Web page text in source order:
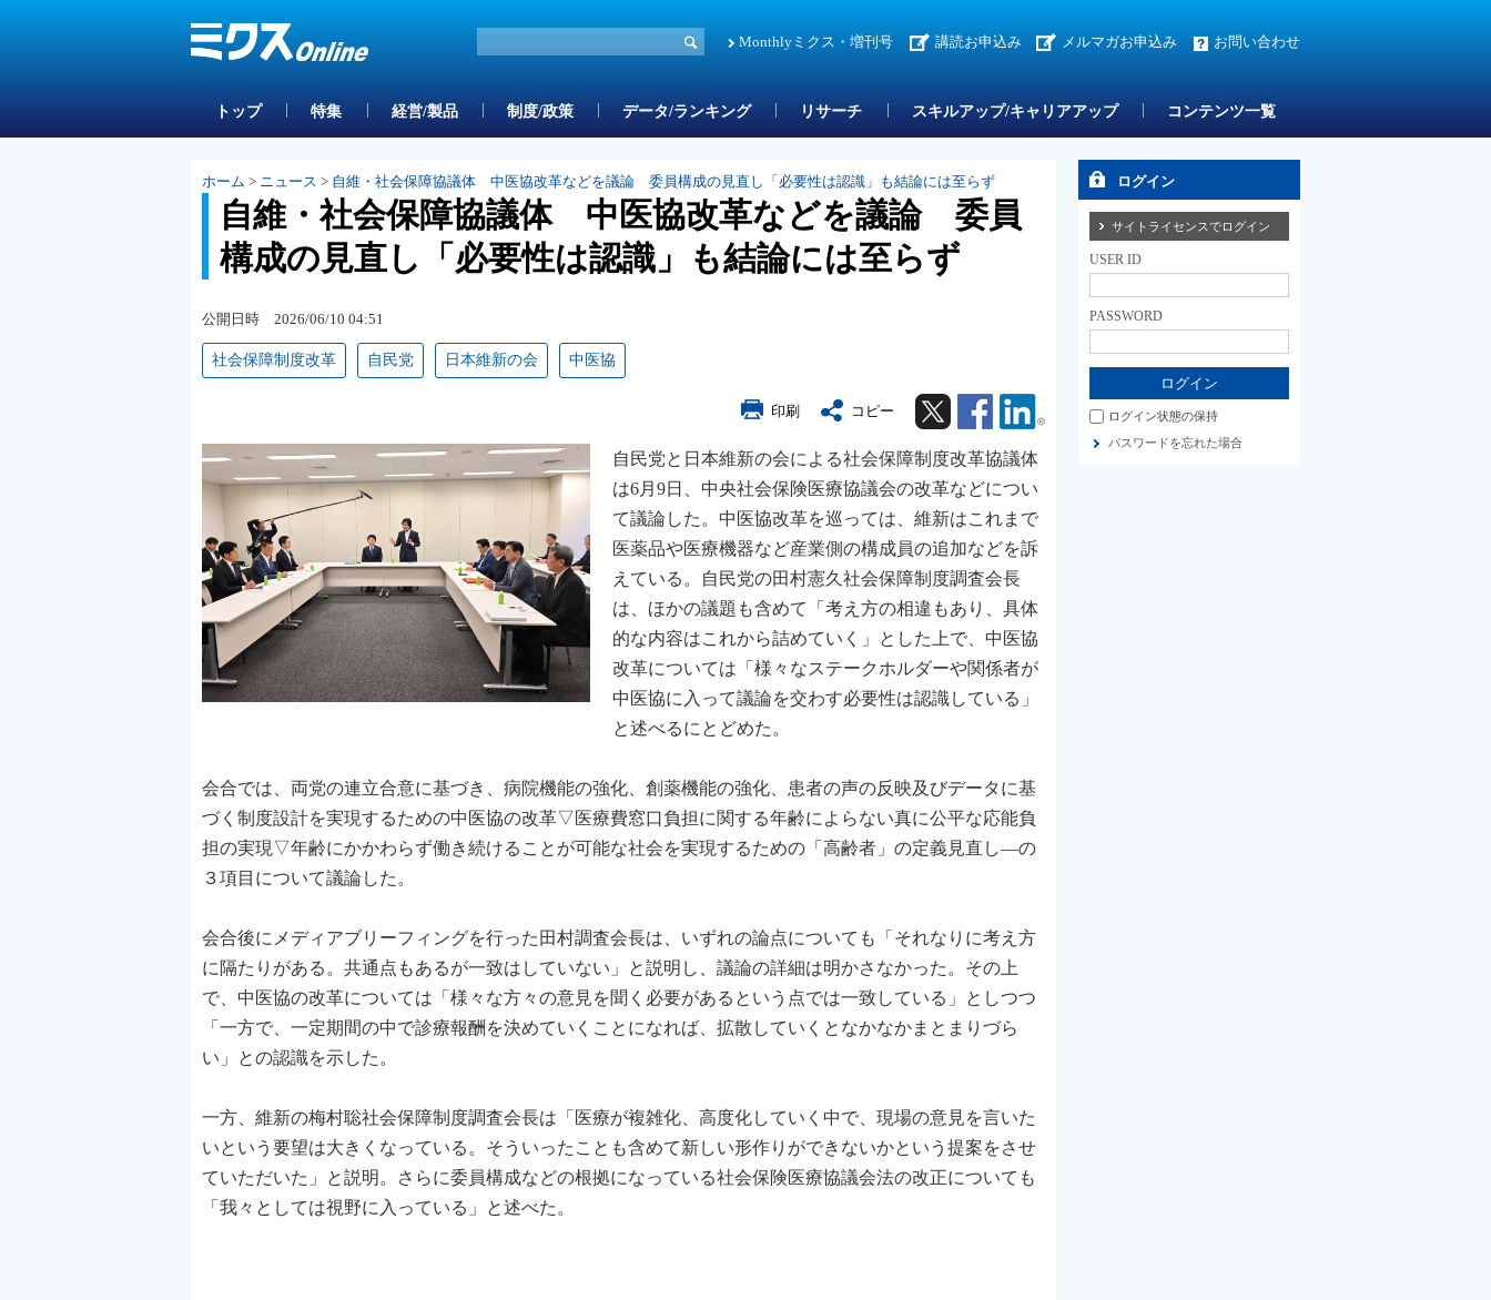
Monthlyミクス・増刊号 講読お申込み メルマガお申込み お問い合わせ
トップ 特集 経営/製品 制度/政策 データ/ランキング リサーチ スキルアップ/キャリアアップ コンテンツ一覧
ホーム > ニュース > 自維・社会保障協議体 中医協改革などを議論 委員構成の見直し「必要性は認識」も結論には至らず
自維・社会保障協議体 中医協改革などを議論 委員
構成の見直し「必要性は認識」も結論には至らず
公開日時 2026/06/10 04:51
社会保障制度改革 自民党 日本維新の会 中医協
印刷 コピー Twitter Facebook Linkedin
自民党と日本維新の会による社会保障制度改革協議体
は6月9日、中央社会保険医療協議会の改革などについ
て議論した。中医協改革を巡っては、維新はこれまで
医薬品や医療機器など産業側の構成員の追加などを訴
えている。自民党の田村憲久社会保障制度調査会長
は、ほかの議題も含めて「考え方の相違もあり、具体
的な内容はこれから詰めていく」とした上で、中医協
改革については「様々なステークホルダーや関係者が
中医協に入って議論を交わす必要性は認識している」
と述べるにとどめた。
会合では、両党の連立合意に基づき、病院機能の強化、創薬機能の強化、患者の声の反映及びデータに基
づく制度設計を実現するための中医協の改革▽医療費窓口負担に関する年齢によらない真に公平な応能負
担の実現▽年齢にかかわらず働き続けることが可能な社会を実現するための「高齢者」の定義見直し―の
３項目について議論した。
会合後にメディアブリーフィングを行った田村調査会長は、いずれの論点についても「それなりに考え方
に隔たりがある。共通点もあるが一致はしていない」と説明し、議論の詳細は明かさなかった。その上
で、中医協の改革については「様々な方々の意見を聞く必要があるという点では一致している」としつつ
「一方で、一定期間の中で診療報酬を決めていくことになれば、拡散していくとなかなかまとまりづら
い」との認識を示した。
一方、維新の梅村聡社会保障制度調査会長は「医療が複雑化、高度化していく中で、現場の意見を言いた
いという要望は大きくなっている。そういったことも含めて新しい形作りができないかという提案をさせ
ていただいた」と説明。さらに委員構成などの根拠になっている社会保険医療協議会法の改正についても
「我々としては視野に入っている」と述べた。
ログイン
サイトライセンスでログイン
USER ID
PASSWORD
ログイン状態の保持
パスワードを忘れた場合